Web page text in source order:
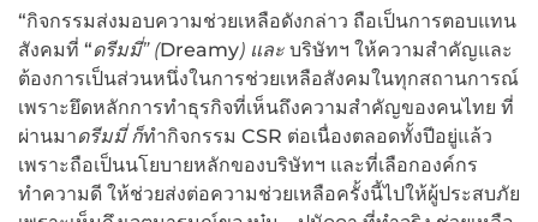
“กิจกรรมส่งมอบความช่วยเหลือดังกล่าว ถือเป็นการตอบแทน
สังคมที่ “ดรีมมี่” (Dreamy) และ บริษัทฯ ให้ความสำคัญและ
ต้องการเป็นส่วนหนึ่งในการช่วยเหลือสังคมในทุกสถานการณ์
เพราะยึดหลักการทำธุรกิจที่เห็นถึงความสำคัญของคนไทย ที่
ผ่านมาดรีมมี่ ก็ทำกิจกรรม CSR ต่อเนื่องตลอดทั้งปีอยู่แล้ว
เพราะถือเป็นนโยบายหลักของบริษัทฯ และที่เลือกองค์กร
ทำความดี ให้ช่วยส่งต่อความช่วยเหลือครั้งนี้ไปให้ผู้ประสบภัย